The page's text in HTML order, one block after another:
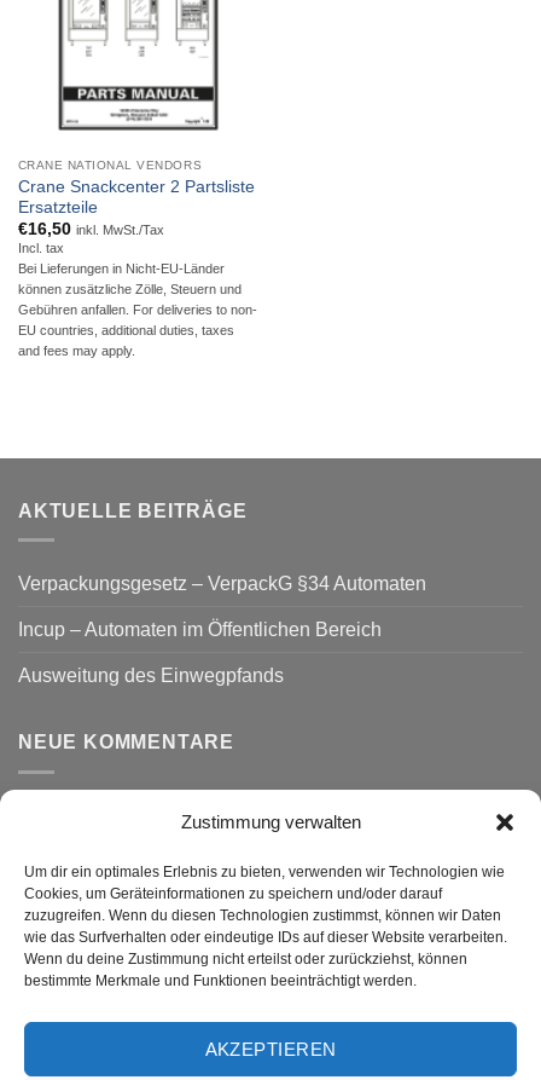
Zustimmung verwalten
Um dir ein optimales Erlebnis zu bieten, verwenden wir Technologien wie
Cookies, um Geräteinformationen zu speichern und/oder darauf
zuzugreifen. Wenn du diesen Technologien zustimmst, können wir Daten
wie das Surfverhalten oder eindeutige IDs auf dieser Website verarbeiten.
Wenn du deine Zustimmung nicht erteilst oder zurückziehst, können
bestimmte Merkmale und Funktionen beeinträchtigt werden.
AKZEPTIEREN
CRANE NATIONAL VENDORS
Crane Snackcenter 2 Partsliste
Ersatzteile
€16,50 inkl. MwSt./Tax
Incl. tax
Bei Lieferungen in Nicht-EU-Länder
können zusätzliche Zölle, Steuern und
Gebühren anfallen. For deliveries to non-
EU countries, additional duties, taxes
and fees may apply.
AKTUELLE BEITRÄGE
Verpackungsgesetz – VerpackG §34 Automaten
Incup – Automaten im Öffentlichen Bereich
Ausweitung des Einwegpfands
NEUE KOMMENTARE
PayPal MasterCard